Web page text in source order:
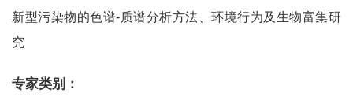
新型污染物的色谱-质谱分析方法、环境行为及生物富集研
究
专家类别：